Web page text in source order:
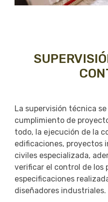
La supervisión técnica
cumplimiento de
todo, la ejecución de la
edificaciones, proyectos
civiles especializada,
verificar el control de los
especificaciones
diseñadores industriales.